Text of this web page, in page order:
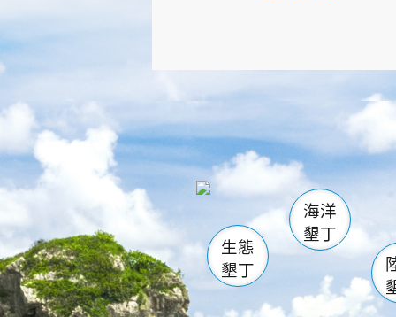
龜山 海生館
恆春
龍鑾潭自
瓊麻館
關山
白砂
生態
墾丁
海洋
墾丁